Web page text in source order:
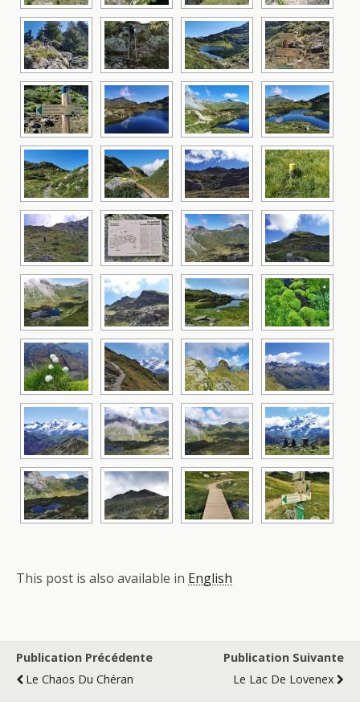
This post is also available in English
Publication Précédente
Le Chaos Du Chéran
Publication Suivante
Le Lac De Lovenex